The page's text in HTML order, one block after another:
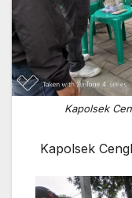
Kapolsek
Kapolsek